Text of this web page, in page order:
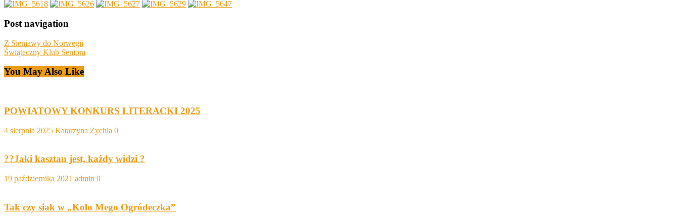
Post navigation
Z Sieniawy do Norwegii
Świąteczny Klub Seniora
You May Also Like
POWIATOWY KONKURS LITERACKI 2025
4 sierpnia 2025 Katarzyna Zychla 0
??Jaki kasztan jest, każdy widzi ?
19 października 2021 admin 0
Tak czy siak w „Koło Mego Ogródeczka”